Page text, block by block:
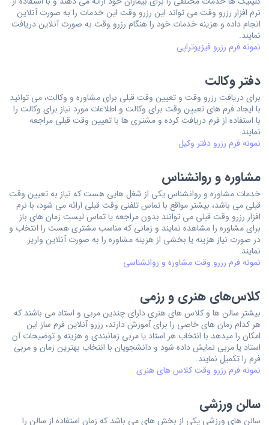
نرم افزار رزرو وقت می تواند این رزرو وقت این خدمات را به صورت آنلاین
انجام داده و هزینه خدمات خود را هنگام رزرو وقت به صورت آنلاین دریافت
نمایند.
نمونه فرم رزرو فیزیوتراپی
دفتر وکالت
برای دریافت رزرو وقت و تعیین وقت قبلی برای مشاوره و وکالت، می توانید
با ایجاد فرم های تعیین وقت برای وکالت و اطلاعات مورد نیاز برای وکالت را
با استفاده از فرم دریافت کرده و مشتری ها با تعیین وقت قبلی مراجعه
نمایند.
نمونه فرم رزرو دفتر وکیل
مشاوره و روانشناس
خدمات مشاوره و روانشناس یکی از شغل هایی هست که نیاز به تعیین وقت
قبلی می باشد، بیشتر مواقع با تماس تلفنی وقت قبلی ارائه می شود، با نرم
افزار رزرو وقت قبلی می توانند بدون مراجعه یا تماس لیست زمان های باز
برای مشاوره را مشاهده نمایند و زمانی که مناسب مشتری هست را انتخاب و
در صورت نیاز هزینه یا بخشی از هزینه مشاوره را به صورت آنلاین واریز
نمایند.
نمونه فرم رزرو وقت مشاوره و روانشناسی
کلاس‌های هنری و رزمی
بیشتر سالن ها و کلاس های هنری دارای چندین مربی و استاد می باشند که
هر کدام زمان های خاصی را برای آموزش دارند، رزرو آنلاین فرم ساز این
امکان را میدهد با انتخاب هر استاد یا مربی زمانبندی و هزینه و توضیحات آن
استاد یا مربی نمایش داده شود و دانشجویان با انتخاب بهترین زمان و مربی
فرم را تکمیل نمایند.
نمونه فرم رزرو وقت کلاس های هنری
سالن ورزشی
سالن های ورزشی یکی از بخش های می باشد که زمان استفاده از سالن را